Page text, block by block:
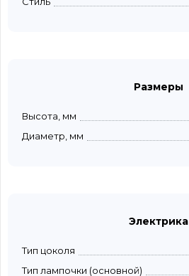
Размеры
Высота, мм
Диаметр, мм
Электрика
Тип цоколя
Тип лампочки (основной)